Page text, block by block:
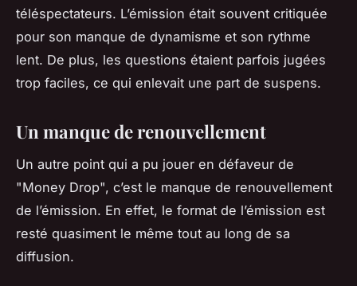
téléspectateurs. L’émission était souvent critiquée
pour son manque de dynamisme et son rythme
lent. De plus, les questions étaient parfois jugées
trop faciles, ce qui enlevait une part de suspens.
Un manque de renouvellement
Un autre point qui a pu jouer en défaveur de
"Money Drop", c’est le manque de renouvellement
de l’émission. En effet, le format de l’émission est
resté quasiment le même tout au long de sa
diffusion.